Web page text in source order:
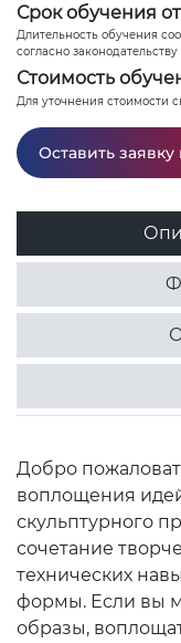
Срок обучения
Длительность обучения
согласно законодательству
Стоимость
Для уточнения стоимости
Оставить
Добро
воплощения
скульптурного
сочетание
технических
формы. Если вы
образы,